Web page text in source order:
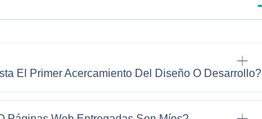
El Primer Acercamiento Del Diseño O Desarrollo?